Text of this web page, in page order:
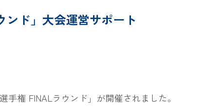
ンド」大会運営サポート
権 FINALラウンド」が開催されました。